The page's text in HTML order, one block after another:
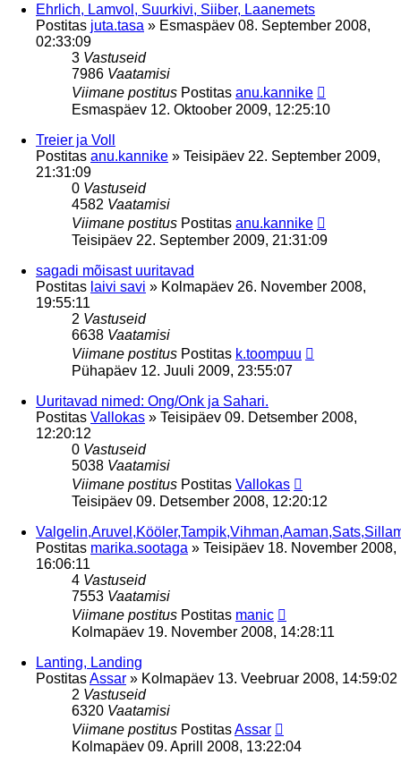
Ehrlich, Lamvol, Suurkivi, Siiber, Laanemets
Postitas juta.tasa » Esmaspäev 08. September 2008,
02:33:09
3 Vastuseid
7986 Vaatamisi
Viimane postitus Postitas anu.kannike
Esmaspäev 12. Oktoober 2009, 12:25:10
Treier ja Voll
Postitas anu.kannike » Teisipäev 22. September 2009,
21:31:09
0 Vastuseid
4582 Vaatamisi
Viimane postitus Postitas anu.kannike
Teisipäev 22. September 2009, 21:31:09
sagadi mõisast uuritavad
Postitas laivi savi » Kolmapäev 26. November 2008,
19:55:11
2 Vastuseid
6638 Vaatamisi
Viimane postitus Postitas k.toompuu
Pühapäev 12. Juuli 2009, 23:55:07
Uuritavad nimed: Ong/Onk ja Sahari.
Postitas Vallokas » Teisipäev 09. Detsember 2008,
12:20:12
0 Vastuseid
5038 Vaatamisi
Viimane postitus Postitas Vallokas
Teisipäev 09. Detsember 2008, 12:20:12
Postitas marika.sootaga » Teisipäev 18. November 2008,
16:06:11
4 Vastuseid
7553 Vaatamisi
Viimane postitus Postitas manic
Kolmapäev 19. November 2008, 14:28:11
Lanting, Landing
PostitasAssar » Kolmapäev 13. Veebruar 2008, 14:59:02
2 Vastuseid
6320 Vaatamisi
Viimane postitus PostitasAssar
Kolmapäev 09. Aprill 2008, 13:22:04